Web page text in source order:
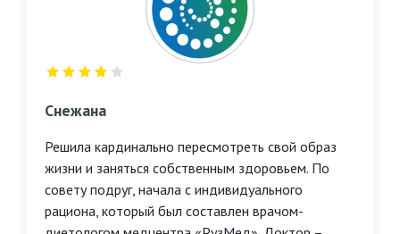
Снежана
Решила кардинально пересмотреть свой образ
жизни и заняться собственным здоровьем. По
совету подруг, начала с индивидуального
рациона, который был составлен врачом-